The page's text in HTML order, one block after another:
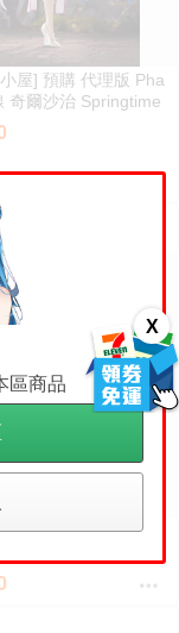
X
屋] 預購 代理版 Pha
奇爾沙治 Springtime
冠軍】27年4月預購
禮服Ver 1/7 免訂金1
區商品